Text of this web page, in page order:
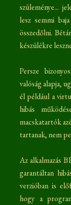
szüleménye...
lesz semmi
összedőlni.
készülékre
Persze
valóság alapja,
él például a
hibás
macskatartók
tartanak, nem
Az alkalmazás
garantáltan
verzióban is
hogy a